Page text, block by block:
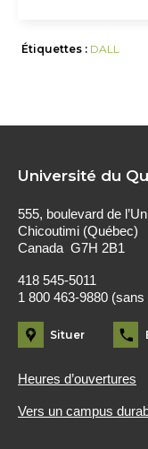
Étiquettes : DALL
Université du
555, boulevard de
Chicoutimi (Québec)
Canada G7H 2B1
418 545-5011
1 800 463-9880 (sans
Situer
Heures d’ouvertures
Vers un campus